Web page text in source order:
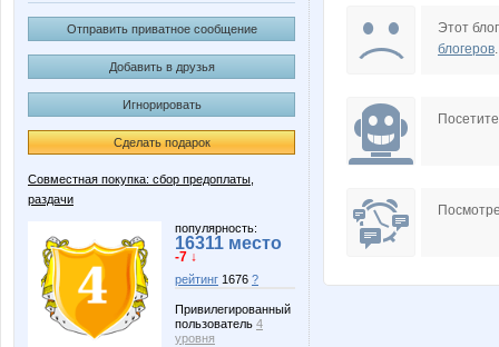
Отправить приватное сообщение
Добавить в друзья
Игнорировать
Сделать подарок
Совместная покупка: сбор предоплаты,
раздачи
популярность:
16311 место
-7 ↓
рейтинг 1676 ?
Привилегированный
пользователь 4
уровня
Lonza
TAFIKA Tau
Этот
блогеров.